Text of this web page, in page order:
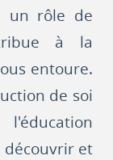
un rôle de
à la
entoure.
de soi
et